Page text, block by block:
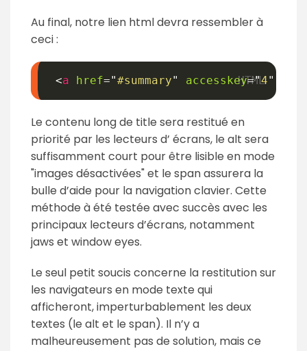
Au final, notre lien html devra ressembler à
ceci :
<a href="#summary" accesskey="4"
Le contenu long de title sera restitué en
priorité par les lecteurs d’ écrans, le alt sera
suffisamment court pour être lisible en mode
"images désactivées" et le span assurera la
bulle d’aide pour la navigation clavier. Cette
méthode à été testée avec succès avec les
principaux lecteurs d’écrans, notamment
jaws et window eyes.
Le seul petit soucis concerne la restitution sur
les navigateurs en mode texte qui
afficheront, imperturbablement les deux
textes (le alt et le span). Il n’y a
malheureusement pas de solution, mais ce